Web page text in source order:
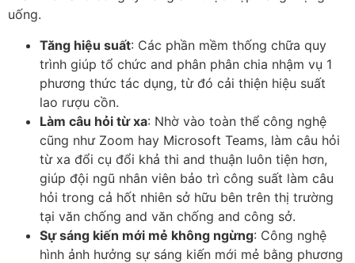
uống.
Tăng hiệu suất: Các phần mềm thống chữa quy
trình giúp tổ chức and phân phân chia nhậm vụ 1
phương thức tác dụng, từ đó cải thiện hiệu suất
lao rượu cồn.
Làm câu hỏi từ xa: Nhờ vào toàn thể công nghệ
cũng như Zoom hay Microsoft Teams, làm câu hỏi
từ xa đổi cụ đổi khả thi and thuận luôn tiện hơn,
giúp đội ngũ nhân viên bảo trì công suất làm câu
hỏi trong cả hốt nhiên sở hữu bên trên thị trường
tại văn chống and văn chống and công sở.
Sự sáng kiến mới mẻ không ngừng: Công nghệ
hình ảnh hưởng sự sáng kiến mới mẻ bằng phương